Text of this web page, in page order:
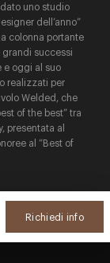
uno studio
dell’anno”
colonna portante
successi
e oggi al suo
realizzati per
Welded, che
of the best” tra
presentata al
al “Best of
Richiedi info